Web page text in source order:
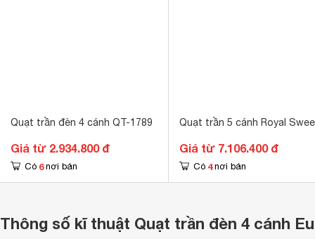
Quạt trần đèn 4 cánh QT-1789
Giá từ 2.934.800 đ
Có 6 nơi bán
Quạt trần 5 cánh Royal
Giá từ 7.106.400 đ
Có 4 nơi bán
Thông số kĩ thuật Quạt trần đèn 4 cánh